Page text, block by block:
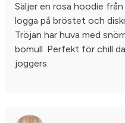
Säljer en rosa hoodie
logga på bröstet och
Tröjan har huva med
bomull. Perfekt för chill
joggers.